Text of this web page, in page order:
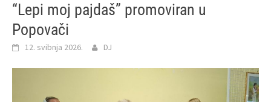
“Lepi moj pajdaš” promoviran u
Popovači
12. svibnja 2026. DJ